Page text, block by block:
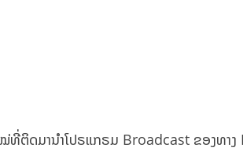
ທີ່ຕິດມານຳໂປຣແກຣມ Broadcast ຂອງທາ